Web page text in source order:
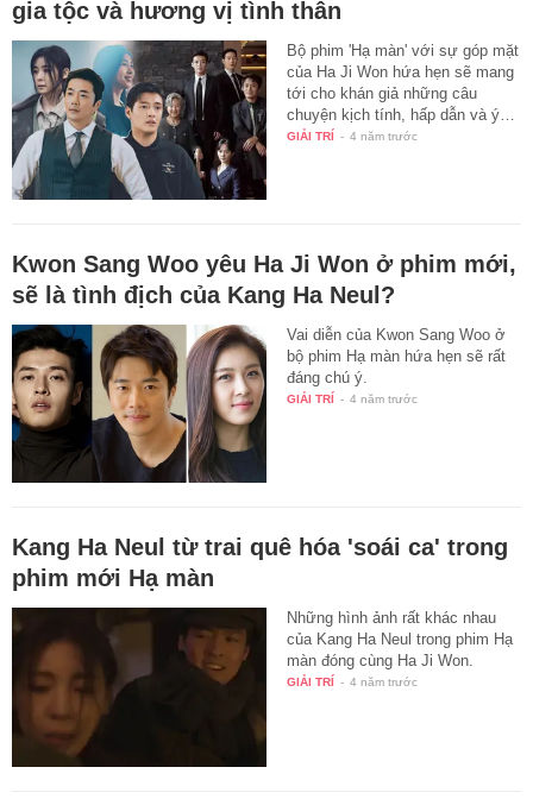
gia tộc và hương vị tình thân
Bộ phim 'Hạ màn' với sự góp mặt
của Ha Ji Won hứa hẹn sẽ mang
tới cho khán giả những câu
chuyện kịch tính, hấp dẫn và ý…
GIẢI TRÍ - 4 năm trước
Kwon Sang Woo yêu Ha Ji Won ở phim mới,
sẽ là tình địch của Kang Ha Neul?
Vai diễn của Kwon Sang Woo ở
bộ phim Hạ màn hứa hẹn sẽ rất
đáng chú ý.
GIẢI TRÍ - 4 năm trước
Kang Ha Neul từ trai quê hóa 'soái ca' trong
phim mới Hạ màn
Những hình ảnh rất khác nhau
của Kang Ha Neul trong phim Hạ
màn đóng cùng Ha Ji Won.
GIẢI TRÍ - 4 năm trước